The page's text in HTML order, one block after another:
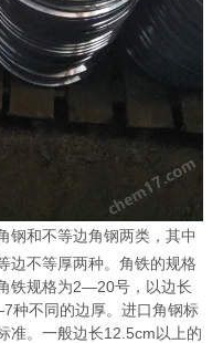
钢和不等边角钢两类，其中
边不等厚两种。角铁的规格
铁规格为2—20号，以边长
种不同的边厚。进口角钢标
准。一般边长12.5cm以上的